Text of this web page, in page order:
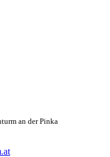
an der Pinka